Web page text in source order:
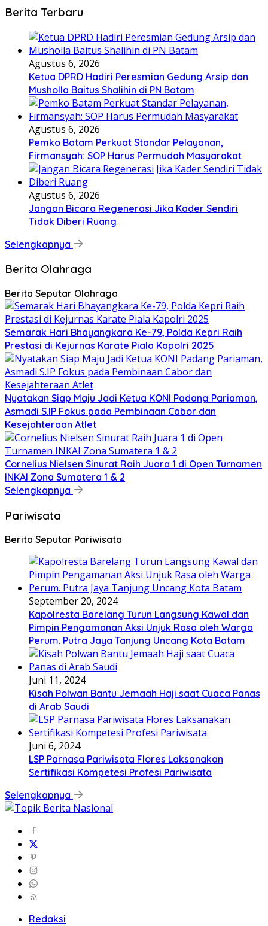
Berita Terbaru
Agustus 6, 2026
Ketua DPRD Hadiri Peresmian Gedung Arsip dan
Musholla Baitus Shalihin di PN Batam
Agustus 6, 2026
Pemko Batam Perkuat Standar Pelayanan,
Firmansyah: SOP Harus Permudah Masyarakat
Agustus 6, 2026
Jangan Bicara Regenerasi Jika Kader Sendiri
Tidak Diberi Ruang
Selengkapnya
Berita Olahraga
Berita Seputar Olahraga
Semarak Hari Bhayangkara Ke-79, Polda Kepri Raih
Prestasi di Kejurnas Karate Piala Kapolri 2025
Nyatakan Siap Maju Jadi Ketua KONI Padang Pariaman,
Asmadi S.IP Fokus pada Pembinaan Cabor dan
Kesejahteraan Atlet
Cornelius Nielsen Sinurat Raih Juara 1 di Open Turnamen
INKAI Zona Sumatera 1 & 2
Selengkapnya
Pariwisata
Berita Seputar Pariwisata
September 20, 2024
Kapolresta Barelang Turun Langsung Kawal dan
Pimpin Pengamanan Aksi Unjuk Rasa oleh Warga
Perum. Putra Jaya Tanjung Uncang Kota Batam
Juni 11, 2024
Kisah Polwan Bantu Jemaah Haji saat Cuaca Panas
di Arab Saudi
Juni 6, 2024
LSP Parnasa Pariwisata Flores Laksanakan
Sertifikasi Kompetesi Profesi Pariwisata
Selengkapnya
Redaksi